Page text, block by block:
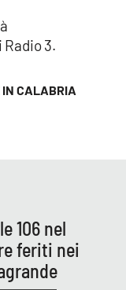
IN CALABRIA
3.
106 nel
feriti nei